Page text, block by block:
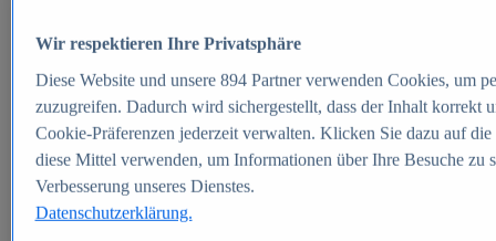
Zum Report
E-commerce
Beliebte Statistiken
Aktuelle Statistiken
E-Commerce - Entwicklung des Umsatzes in
Deutschland 1999-2025
Umsatz von Amazon in Deutschland und weltweit
Wir respektieren Ihre Privatsphäre
Diese Website und unsere 894Partner verwenden Cookies, um
zuzugreifen. Dadurch wird sichergestellt, dass der Inhalt korrekt
Cookie-Präferenzen jederzeit verwalten. Klicken Sie dazu auf
diese Mittel verwenden, um Informationen über Ihre Besuche
Verbesserung unseres Dienstes.
Datenschutzerklärung.